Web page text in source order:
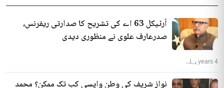
آرٹیکل 63 اے کی تشریح کا صدارتی ریفرنس،
صدرعارف علوی نے منظوری دیدی
4 years پہلے
نواز شریف کی وطن واپسی کب تک ممکن؟ محمد